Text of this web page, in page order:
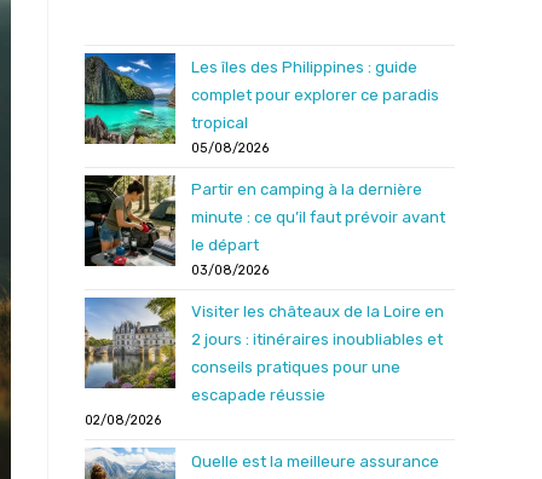
Les îles des Philippines : guide
complet pour explorer ce paradis
tropical
05/08/2026
Partir en camping à la dernière
minute : ce qu’il faut prévoir avant
le départ
03/08/2026
Visiter les châteaux de la Loire en
2 jours : itinéraires inoubliables et
conseils pratiques pour une
escapade réussie
02/08/2026
Quelle est la meilleure assurance